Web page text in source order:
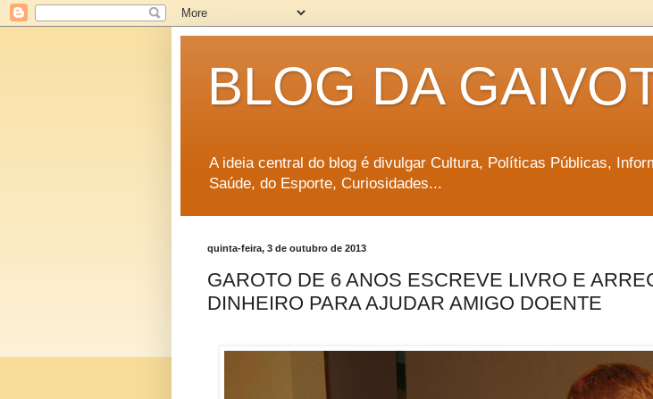
BLOG DA
A ideia central do blog é divulgar Cultura, Políticas Públicas,
Saúde, do Esporte, Curiosidades...
quinta-feira, 3 de outubro de 2013
GAROTO DE 6 ANOS ESCREVE LIVRO E
DINHEIRO PARA AJUDAR AMIGO DOENTE